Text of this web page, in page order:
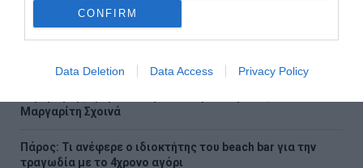
CONFIRM
Data Deletion Data Access Privacy Policy
Στέλιος Ράμφος: Ταξίδι για την αιωνιότητα - Τεράστια
Στο προσκήνιο η 90η ΔΕΘ – Οι προετοιμασίες της
Μαργαρίτη Σχοινά
Πάρος: Τι ανέφερε ο ιδιοκτήτης του beach bar για την
τραγωδία με το 4χρονο αγόρι